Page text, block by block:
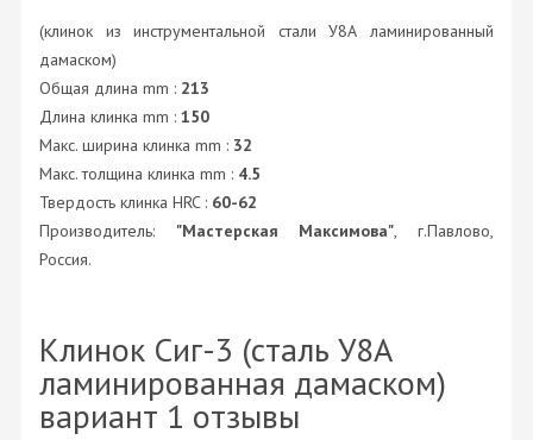
(клинок из инструментальной стали У8А ламинированный
дамаском)
Общая длина mm : 213
Длина клинка mm : 150
Макс. ширина клинка mm : 32
Макс. толщина клинка mm : 4.5
Твердость клинка HRC : 60-62
Производитель: "Мастерская Максимова", г.Павлово,
Россия.
Клинок Сиг-3 (сталь У8А
ламинированная дамаском)
вариант 1 отзывы